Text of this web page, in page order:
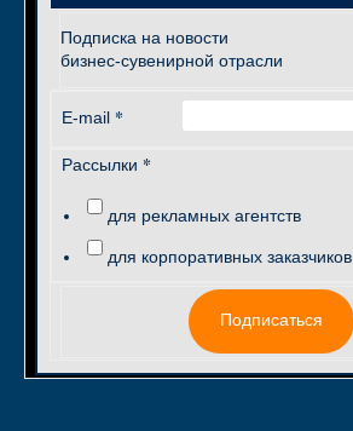
Подписка на новости
бизнес-сувенирной отрасли
E-mail *
Рассылки *
для рекламных агентств
для корпоративных заказчиков
Подписаться